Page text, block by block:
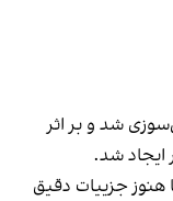
دچار آتش‌سوزی شد و بر اثر
هنوز جزییات دقیق